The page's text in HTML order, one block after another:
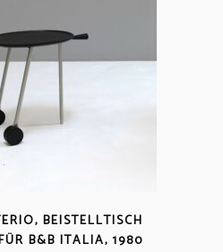
BEISTELLTISCH
B&B ITALIA, 1980